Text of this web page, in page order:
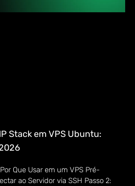
Stack em VPS Ubuntu:
Que Usar em um VPS Pré-
ao Servidor via SSH Passo 2: